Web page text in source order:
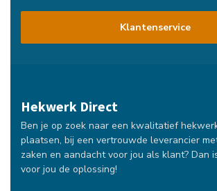
Klantenservice
Hekwerk Direct
Ben je op zoek naar een kwalitatief
plaatsen, bij een vertrouwde leverancier
zaken en aandacht voor jou als klant? Dan
voor jou de oplossing!